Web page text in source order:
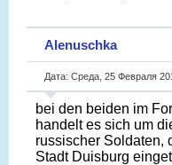
Alenuschka
Дата: Среда, 25 Февраля
bei den beiden im
handelt es sich um
russischer Soldaten,
Stadt Duisburg